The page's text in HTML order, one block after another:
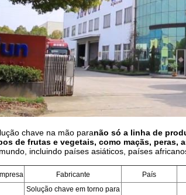
chave na mão paranão só a linha de
de frutas e vegetais, como maçãs, peras,
incluindo países asiáticos, países
Fabricante País
Solução chave em torno para